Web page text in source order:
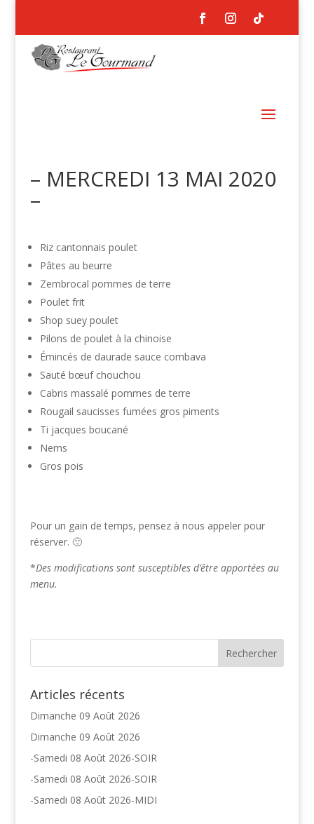
– MERCREDI 13 MAI 2020
–
Riz cantonnais poulet
Pâtes au beurre
Zembrocal pommes de terre
Poulet frit
Shop suey poulet
Pilons de poulet à la chinoise
Émincés de daurade sauce combava
Sauté bœuf chouchou
Cabris massalé pommes de terre
Rougail saucisses fumées gros piments
Ti jacques boucané
Nems
Gros pois
Pour un gain de temps, pensez à nous appeler pour
réserver. 🙂
*Des modifications sont susceptibles d’être apportées au
menu.
Articles récents
Dimanche 09 Août 2026
Dimanche 09 Août 2026
-Samedi 08 Août 2026-SOIR
-Samedi 08 Août 2026-SOIR
-Samedi 08 Août 2026-MIDI